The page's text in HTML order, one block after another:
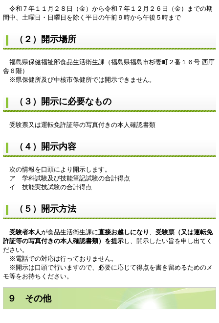
令和７年１１月２８日（金）から令和７年１２月２６日（金）までの期
間中、土曜日・日曜日を除く平日の午前９時から午後５時まで
（２）開示場所
福島県保健福祉部食品生活衛生課（福島県福島市杉妻町２番１６号 西庁
舎６階）
※県保健所及び中核市保健所では開示できません。
（３）開示に必要なもの
受験票又は運転免許証等の写真付きの本人確認書類
（４）開示内容
次の情報を口頭により開示します。
ア 学科試験及び技能筆記試験の合計得点
​ イ 技能実技試験の合計得点
（５）開示方法
受験者本人が食品生活衛生課に直接お越しになり 、 受験票（又は運転免
許証等の写真付きの本人確認書類）を提示し、開示したい旨を申し出てく
ださい。
※電話での対応は行っておりません。
※開示は口頭で行いますので、必要に応じて得点を書き留めるためのメ
モ等をお持ちください。
９ その他